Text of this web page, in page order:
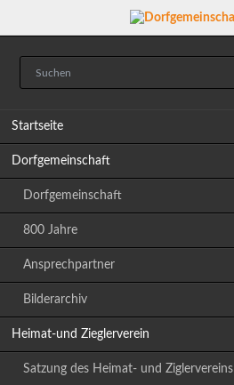
Startseite
Dorfgemeinschaft
Dorfgemeinschaft
800 Jahre
Ansprechpartner
Bilderarchiv
Heimat-und Zieglerverein
Satzung des Heimat- und Ziglervereins